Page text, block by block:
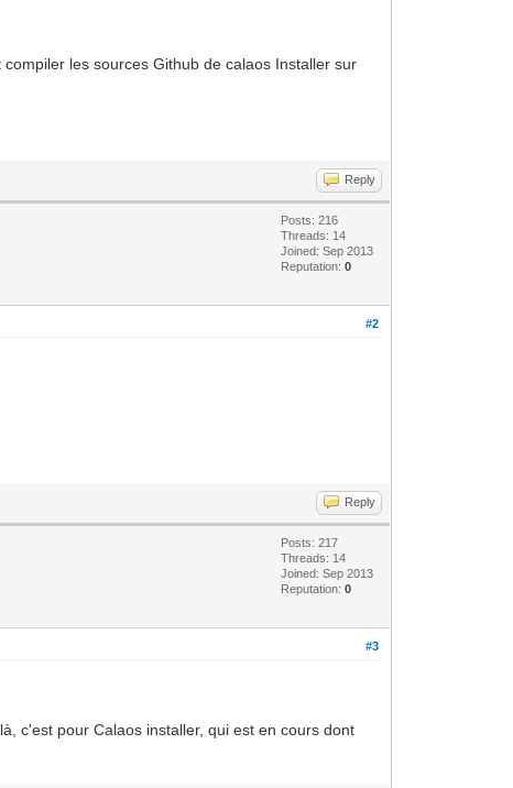
les sources Github de calaos Installer sur
Reply
Posts: 216
Threads: 14
Joined: Sep 2013
Reputation:0
#2
Reply
Posts: 217
Threads: 14
Joined: Sep 2013
Reputation:0
#3
c'est pour Calaos installer, qui est en cours dont